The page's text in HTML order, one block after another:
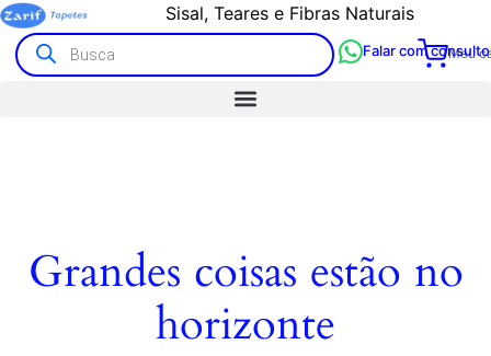
Sisal, Teares e Fibras Naturais
Meu
Falar com
Grandes coisas estão no
horizonte